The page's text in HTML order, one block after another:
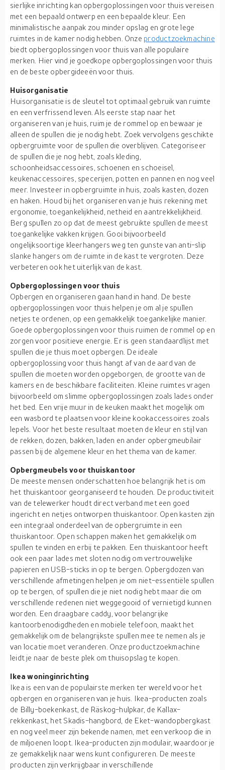
sierlijke inrichting kan opbergoplossingen voor thuis vereisen
met een bepaald ontwerp en een bepaalde kleur. Een
minimalistische aanpak zou minder opslag en grote lege
ruimtes in de kamer nodig hebben. Onze productzoekmachine
biedt opbergoplossingen voor thuis van alle populaire
merken. Hier vind je goedkope opbergoplossingen voor thuis
en de beste opbergideeën voor thuis.
Huisorganisatie
Huisorganisatie is de sleutel tot optimaal gebruik van ruimte
en een verfrissend leven. Als eerste stap naar het
organiseren van je huis, ruim je de rommel op en bewaar je
alleen de spullen die je nodig hebt. Zoek vervolgens geschikte
opbergruimte voor de spullen die overblijven. Categoriseer
de spullen die je nog hebt, zoals kleding,
schoonheidsaccessoires, schoenen en schoeisel,
keukenaccessoires, specerijen, potten en pannen en nog veel
meer. Investeer in opbergruimte in huis, zoals kasten, dozen
en haken. Houd bij het organiseren van je huis rekening met
ergonomie, toegankelijkheid, netheid en aantrekkelijkheid.
Berg spullen zo op dat de meest gebruikte spullen de meest
toegankelijke vakken krijgen. Gooi bijvoorbeeld
ongelijksoortige kleerhangers weg ten gunste van anti-slip
slanke hangers om de ruimte in de kast te vergroten. Deze
verbeteren ook het uiterlijk van de kast.
Opbergoplossingen voor thuis
Opbergen en organiseren gaan hand in hand. De beste
opbergoplossingen voor thuis helpen je om al je spullen
netjes te ordenen, op een gemakkelijk toegankelijke manier.
Goede opbergoplossingen voor thuis ruimen de rommel op en
zorgen voor positieve energie. Er is geen standaardlijst met
spullen die je thuis moet opbergen. De ideale
opbergoplossing voor thuis hangt af van de aard van de
spullen die moeten worden opgeborgen, de grootte van de
kamers en de beschikbare faciliteiten. Kleine ruimtes vragen
bijvoorbeeld om slimme opbergoplossingen zoals lades onder
het bed. Een vrije muur in de keuken maakt het mogelijk om
een wasbord te plaatsen voor kleine kookaccessoires zoals
lepels. Voor het beste resultaat moeten de kleur en stijl van
de rekken, dozen, bakken, laden en ander opbergmeubilair
passen bij de algemene kleur en het thema van de kamer.
Opbergmeubels voor thuiskantoor
De meeste mensen onderschatten hoe belangrijk het is om
het thuiskantoor georganiseerd te houden. De productiviteit
van de telewerker houdt direct verband met een goed
ingericht en netjes ontworpen thuiskantoor. Open kasten zijn
een integraal onderdeel van de opbergruimte in een
thuiskantoor. Open schappen maken het gemakkelijk om
spullen te vinden en erbij te pakken. Een thuiskantoor heeft
ook een paar lades met sloten nodig om vertrouwelijke
papieren en USB-sticks in op te bergen. Opbergdozen van
verschillende afmetingen helpen je om niet-essentiële spullen
op te bergen, of spullen die je niet nodig hebt maar die om
verschillende redenen niet weggegooid of vernietigd kunnen
worden. Een draagbare caddy, voor belangrijke
kantoorbenodigdheden en mobiele telefoon, maakt het
gemakkelijk om de belangrijkste spullen mee te nemen als je
van locatie moet veranderen. Onze productzoekmachine
leidt je naar de beste plek om thuisopslag te kopen.
Ikea woninginrichting
Ikea is een van de populairste merken ter wereld voor het
opbergen en organiseren van je huis. Ikea-producten zoals
de Billy-boekenkast, de Räskog-hulpkar, de Kallax-
rekkenkast, het Skadis-hangbord, de Eket-wandopbergkast
en nog veel meer zijn bekende namen, met een verkoop die in
de miljoenen loopt. Ikea-producten zijn modulair, waardoor je
ze gemakkelijk naar wens kunt configureren. De meeste
producten zijn verkrijgbaar in verschillende